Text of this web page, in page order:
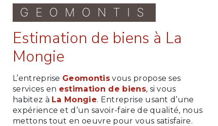
GEOMONTIS
estimation de biens à La
Mongie
L’entreprise Geomontis vous propose ses
services en estimation de biens, si vous
habitez à La Mongie. Entreprise usant d’une
expérience et d’un savoir-faire de qualité, nous
mettons tout en oeuvre pour vous satisfaire.